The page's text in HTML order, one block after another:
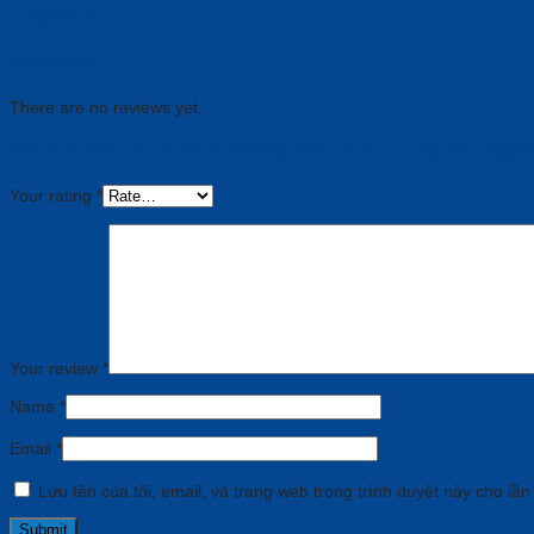
There are no reviews yet.
Your rating *
Your review *
Name *
Email *
Lưu tên của tôi, email, và trang web trong trình duyệt này cho